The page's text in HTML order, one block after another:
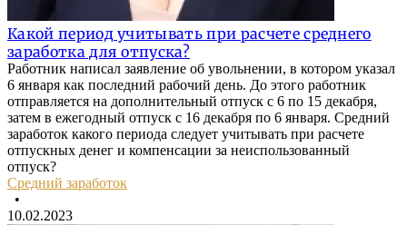
Какой период учитывать при расчете среднего
заработка для отпуска?
Работник написал заявление об увольнении, в котором указал
6 января как последний рабочий день. До этого работник
отправляется на дополнительный отпуск с 6 по 15 декабря,
затем в ежегодный отпуск с 16 декабря по 6 января. Средний
заработок какого периода следует учитывать при расчете
отпускных денег и компенсации за неиспользованный
отпуск?
Средний заработок
•
10.02.2023